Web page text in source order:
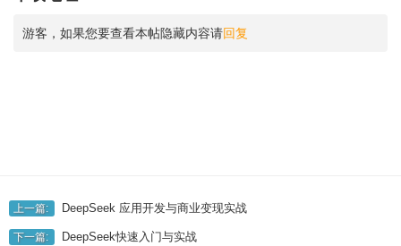
游客，如果您要查看本帖隐藏内容请回复
上一篇: DeepSeek 应用开发与商业变现实战
下一篇: DeepSeek快速入门与实战